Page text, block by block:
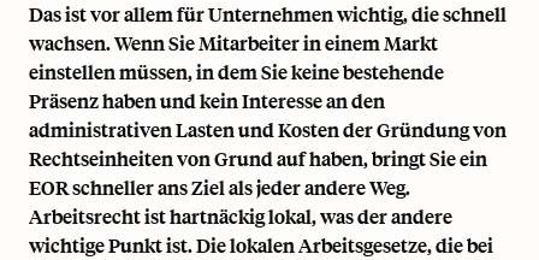
Das ist vor allem für Unternehmen wichtig, die schnell
wachsen. Wenn Sie Mitarbeiter in einem Markt
einstellen müssen, in dem Sie keine bestehende
Präsenz haben und kein Interesse an den
administrativen Lasten und Kosten der Gründung von
Rechtseinheiten von Grund auf haben, bringt Sie ein
EOR schneller ans Ziel als jeder andere Weg.
Arbeitsrecht ist hartnäckig lokal, was der andere
wichtige Punkt ist. Die lokalen Arbeitsgesetze, die bei